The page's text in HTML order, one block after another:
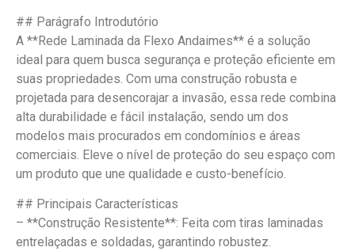
## Parágrafo Introdutório
A **Rede Laminada da Flexo Andaimes** é a solução
ideal para quem busca segurança e proteção eficiente em
suas propriedades. Com uma construção robusta e
projetada para desencorajar a invasão, essa rede combina
alta durabilidade e fácil instalação, sendo um dos
modelos mais procurados em condomínios e áreas
comerciais. Eleve o nível de proteção do seu espaço com
um produto que une qualidade e custo-benefício.
## Principais Características
– **Construção Resistente**: Feita com tiras laminadas
entrelaçadas e soldadas, garantindo robustez.